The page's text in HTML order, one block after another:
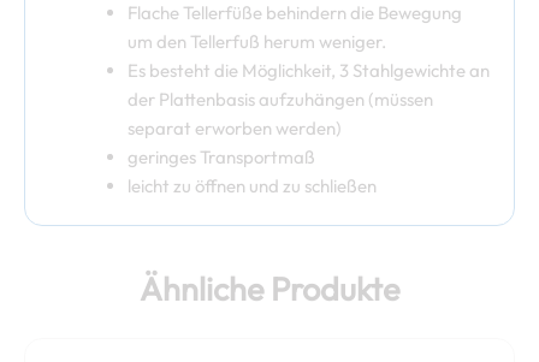
Flache Tellerfüße behindern die Bewegung
um den Tellerfuß herum weniger.
Es besteht die Möglichkeit, 3 Stahlgewichte an
der Plattenbasis aufzuhängen (müssen
separat erworben werden)
geringes Transportmaß
leicht zu öffnen und zu schließen
Ähnliche Produkte